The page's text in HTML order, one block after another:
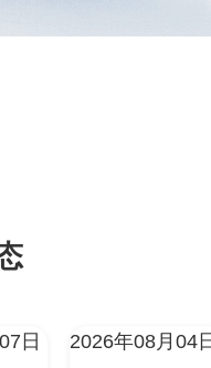
日 2026年08月04